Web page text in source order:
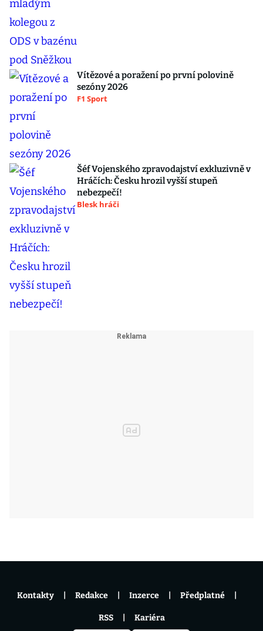
Vítězové a poražení po první polovině
sezóny 2026
F1 Sport
Šéf Vojenského zpravodajství exkluzivně v
Hráčích: Česku hrozil vyšší stupeň
nebezpečí!
Blesk hráči
Kontakty Redakce Inzerce Předplatné
RSS Kariéra